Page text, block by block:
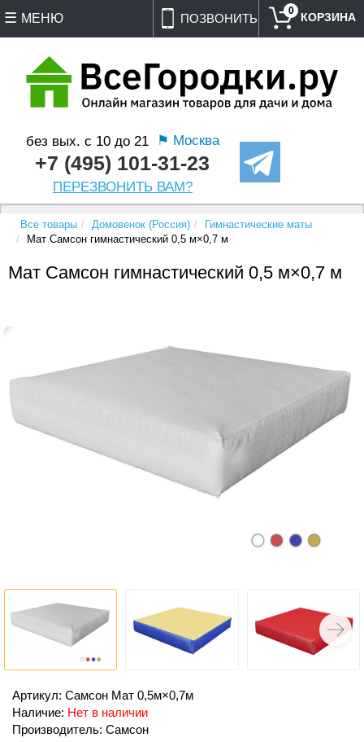
ПОЗВОНИТЬ
без вых. с 10 до 21 ⚑ Москва
+7 (495) 101-31-23
ПЕРЕЗВОНИТЬ ВАМ?
0
МЕНЮ
Все товары Домовенок (Россия)
Гимнастические маты
Мат Самсон гимнастический 0,5 м×0,7 м
Мат Самсон гимнастический 0,5 м×0,7 м
Артикул: Самсон Мат 0,5м×0,7м
Наличие: Нет в наличии
Производитель: Самсон